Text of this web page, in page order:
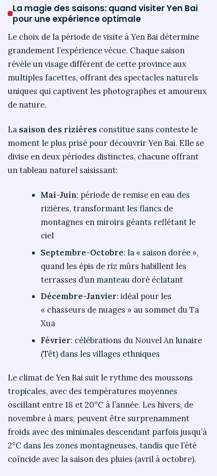
La magie des saisons: quand visiter Yen Bai
pour une expérience optimale
Le choix de la période de visite à Yen Bai détermine
grandement l’expérience vécue. Chaque saison
révèle un visage différent de cette province aux
multiples facettes, offrant des spectacles naturels
uniques qui captivent les photographes et amoureux
de nature.
La saison des rizières constitue sans conteste le
moment le plus prisé pour découvrir Yen Bai. Elle se
divise en deux périodes distinctes, chacune offrant
un tableau naturel saisissant:
Mai-Juin: période de remise en eau des
rizières, transformant les flancs de
montagnes en miroirs géants reflétant le
ciel
Septembre-Octobre: la « saison dorée »,
quand les épis de riz mûrs habillent les
terrasses d’un manteau doré éclatant
Décembre-Janvier: idéal pour les
« chasseurs de nuages » au sommet du Ta
Xua
Février: célébrations du Nouvel An lunaire
(Têt) dans les villages ethniques
Le climat de Yen Bai suit le rythme des moussons
tropicales, avec des températures moyennes
oscillant entre 18 et 20°C à l’année. Les hivers, de
novembre à mars, peuvent être surprenamment
froids avec des minimales descendant parfois jusqu’à
2°C dans les zones montagneuses, tandis que l’été
coïncide avec la saison des pluies (avril à octobre).